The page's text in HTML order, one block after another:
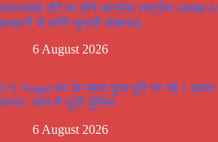
उत्तराखंड दौरे पर होंगे कांग्रेस राष्ट्रीय
हल्द्वानी से करेंगे चुनावी शंखनाद..
6 August 2026
US Nagar:घर के महज कुछ दूरी पर गई 1 छात्र
फरार, जांच में जुटी पुलिस
6 August 2026